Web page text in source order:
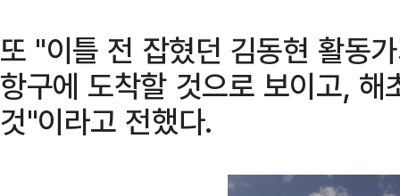
또 "이틀 전 잡혔던 김동현 활동
항구에 도착할 것으로 보이고,
것"이라고 전했다.